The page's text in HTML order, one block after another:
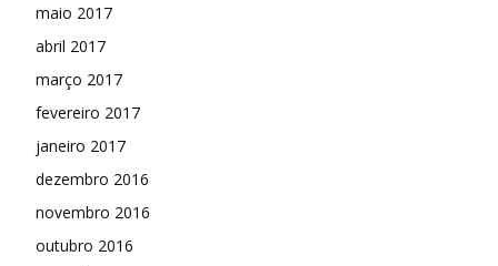
maio 2017
abril 2017
março 2017
fevereiro 2017
janeiro 2017
dezembro 2016
novembro 2016
outubro 2016